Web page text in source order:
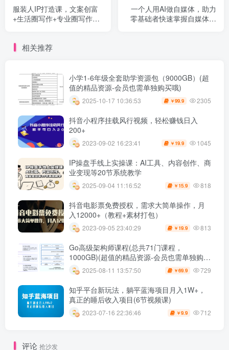
服装人IP打造课，文案创富
+生活圈写作+专业圈写作
一个人用AI做自媒体，助力
零基础者快速掌握自媒体技
相关推荐
小学1-6年级全套助学资源包（9000GB）(超
值的精品资源-会员也需单独购买哦)
2025-10-17 10:36:53 ￥99.9 2305
抖音小程序挂载风行视频，轻松赚钱日入
200+
2023-09-02 16:23:41 ￥ 19.9 1045
IP操盘手线上实操课：AI工具、内容创作、商
业变现等20节系统教学
2025-09-04 11:16:52 ￥ 15.9 818
抖音电影票免费授权，需求大简单操作，月
入12000+（教程+素材打包）
2023-09-05 23:40:29 ￥ 19.9 813
Go高级架构师课程(总共71门课程，
1000GB)(超值的精品资源-会员也需单独购买
哦)
2025-08-11 13:57:50 ￥69.9 729
知乎平台新玩法，躺平蓝海项目月入1W+，
真正的睡后收入项目(6节视频课)
2023-07-16 22:36:46 ￥9.9 712
评论 抢沙发